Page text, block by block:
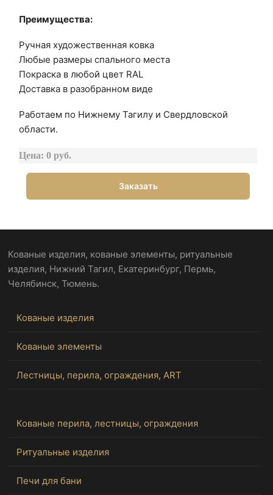
Преимущества:
Ручная художественная ковка
Любые размеры спального места
Покраска в любой цвет RAL
Доставка в разобранном виде
Работаем по Нижнему Тагилу и Свердловской
области.
Цена: 0 руб.
Заказать
Кованые изделия, кованые элементы, ритуальные
изделия, Нижний Тагил, Екатеринбург, Пермь,
Челябинск, Тюмень.
Кованые изделия
Кованые элементы
Лестницы, перила, ограждения, ART
Кованые перила, лестницы, ограждения
Ритуальные изделия
Печи для бани